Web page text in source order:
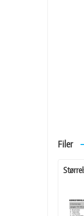
Filer